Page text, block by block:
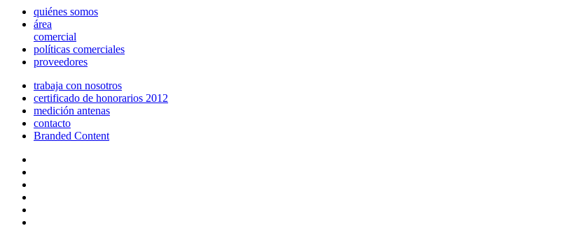
quiénes somos
área
comercial
políticas comerciales
proveedores
trabaja con nosotros
certificado de honorarios 2012
medición antenas
contacto
Branded Content